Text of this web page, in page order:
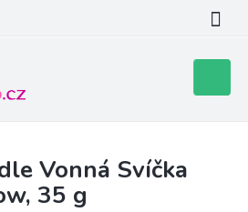
košík
Vonná Svíčka
35 g